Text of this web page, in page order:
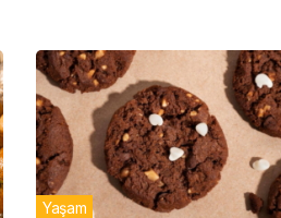
Yaşam